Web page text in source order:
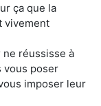
ça que la
vivement
réussisse à
vous poser
imposer leur